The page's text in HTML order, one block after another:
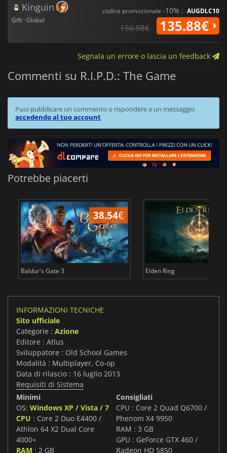
Kinguin
Gift · Global
codice promozionale -10% : AUGDLC10
150.98€ 135.88€
Segnala un errore o lascia un feedback
Commenti su R.I.P.D.: The Game
Puoi pubblicare un commento o rispondere a un messaggio
accedendo al tuo account
Potrebbe piacerti
38.54€
Baldur's Gate 3 Elden Ring
INFORMAZIONI TECNICHE
Sito ufficiale
Categorie : Azione
Editore : Atlus
Sviluppatore : Old School Games
Modalità : Multiplayer, Co-op
Data di rilascio : 16 luglio 2013
Requisiti di Sistema
Minimi
OS: Windows XP / Vista / 7
CPU : Core 2 Duo E4400 /
Athlon 64 X2 Dual Core
4000+
RAM : 2 GB
Consigliati
CPU : Core 2 Quad Q6700 /
Phenom X4 9950
RAM : 3 GB
GPU : GeForce GTX 460 /
Radeon HD 5850